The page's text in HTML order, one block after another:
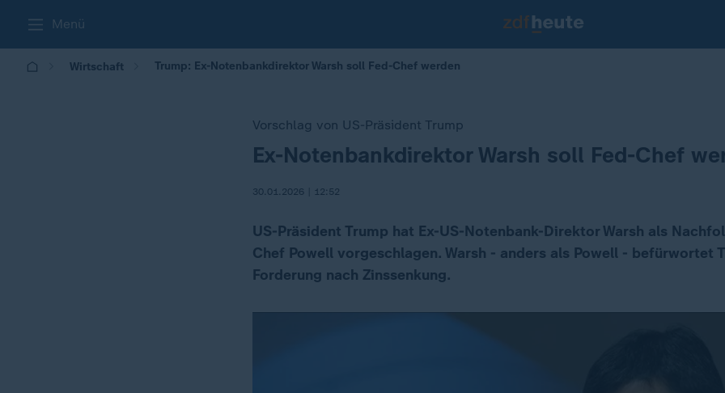
Menü
Wirtschaft Trump: Ex-Notenbankdirektor Warsh soll Fed-Chef werden
Vorschlag von US-Präsident Trump
:Ex-Notenbankdirektor Warsh soll Fed-Chef
30.01.2026 | 12:52
US-Präsident Trump hat Ex-US-Notenbank-Direktor Warsh als
Chef Powell vorgeschlagen. Warsh - anders als Powell - befürwortet
Forderung nach Zinssenkung.